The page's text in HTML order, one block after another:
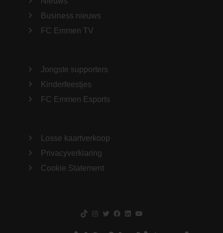
Business nieuws
FC Emmen TV
Jongste supporters
Kinderfeestjes
FC Emmen Esports
Losse kaartverkoop
Privacyverklaring
Cookie Statement